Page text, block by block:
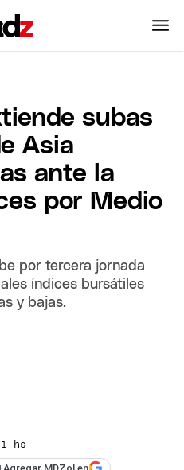
subas
Asia
ante la
por Medio
por tercera jornada
índices bursátiles
y bajas.
hs